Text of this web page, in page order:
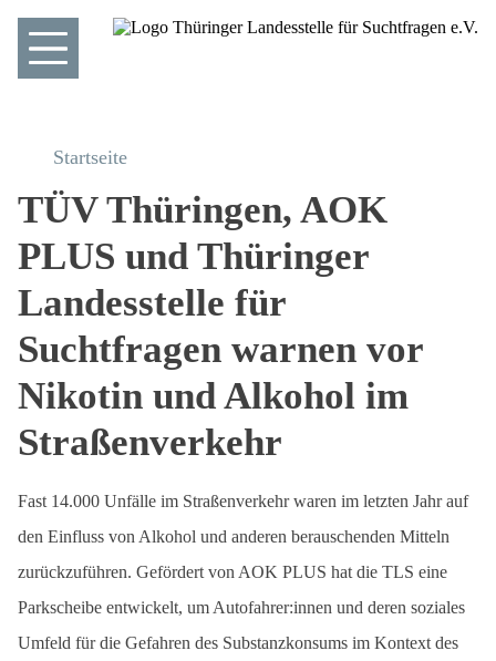
Startseite
TÜV Thüringen, AOK
PLUS und Thüringer
Landes­stelle für
Suchtfragen warnen vor
Nikotin und Alkohol im
Straßenverkehr
Fast 14.000 Unfälle im Straßenverkehr waren im letzten Jahr auf
den Einfluss von Alkohol und anderen berauschenden Mitteln
zurückzuführen. Gefördert von AOK PLUS hat die TLS eine
Parkscheibe entwickelt, um Autofahrer:innen und deren soziales
Umfeld für die Gefahren des Substanzkonsums im Kontext des